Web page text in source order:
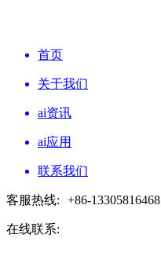
首页
关于我们
ai资讯
ai应用
联系我们
客服热线: +86-13305816468
在线联系: